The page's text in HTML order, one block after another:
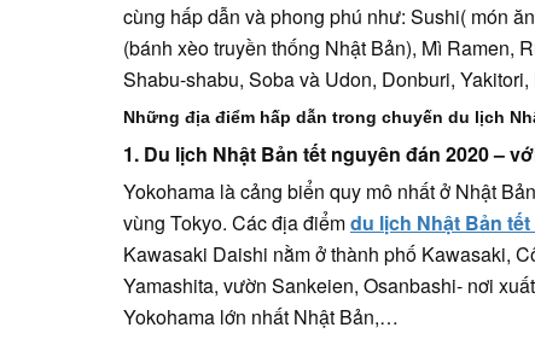
cùng hấp dẫn và phong phú như: Sushi( món
(bánh xèo truyền thống Nhật Bản), Mì Ramen,
Shabu-shabu, Soba và Udon, Donburi,
Những địa điểm hấp dẫn trong chuyến du lịch
1. Du lịch Nhật Bản tết nguyên đán 2020 –
Yokohama là cảng biển quy mô nhất ở Nhật
vùng Tokyo. Các địa điểmdu lịch Nhật Bản
Kawasaki Daishi nằm ở thành phố Kawasaki,
Yamashita, vườn Sankeien, Osanbashi- nơi
Yokohama lớn nhất Nhật Bản,…